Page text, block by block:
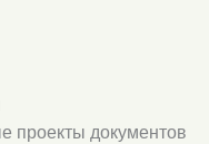
проекты документов